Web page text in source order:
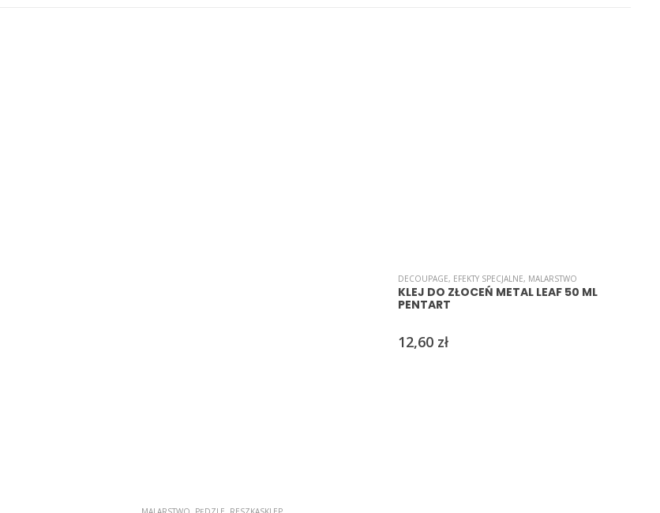
DECOUPAGE, EFEKTY SPECJALNE, MALARSTWO
KLEJ DO ZŁOCEŃ METAL LEAF 50 ML
PENTART
12,60 zł